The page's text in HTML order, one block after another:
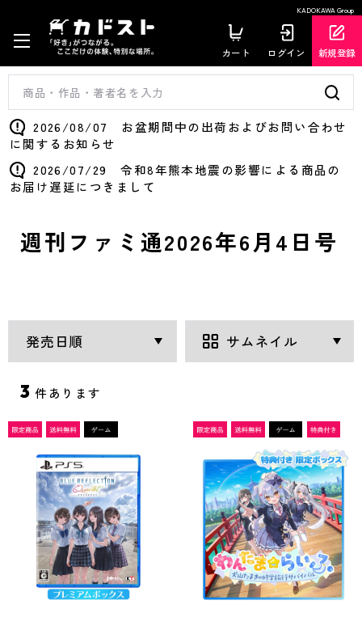
KADOKAWA Group
カート ログイン 新規登録
2026/08/07 お盆期間中の出荷およびお問い合わせ
に関するお知らせ
2026/07/29 令和8年熊本地震の影響による商品の
お届け遅延につきまして
週刊ファミ通2026年6月4日号
3 件あります